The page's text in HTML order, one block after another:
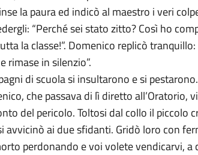
la paura ed indicò al maestro i veri
“Perché sei stato zitto? Così ho
la classe!”. Domenico replicò tranquillo:
rimase in silenzio”.
di scuola si insultarono e si
che passava di lì diretto all’Oratorio,
del pericolo. Toltosi dal collo il piccolo
avvicinò ai due sfidanti. Gridò loro con
perdonando e voi volete vendicarvi,